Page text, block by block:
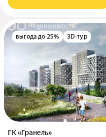
выгода до 25% 3D-тур
ГК «Гранель»